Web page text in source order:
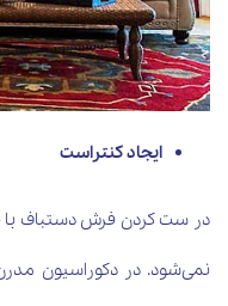
ایجاد کنتراست
در ست کردن فرش دستباف
نمی‌شود. در دکوراسیون